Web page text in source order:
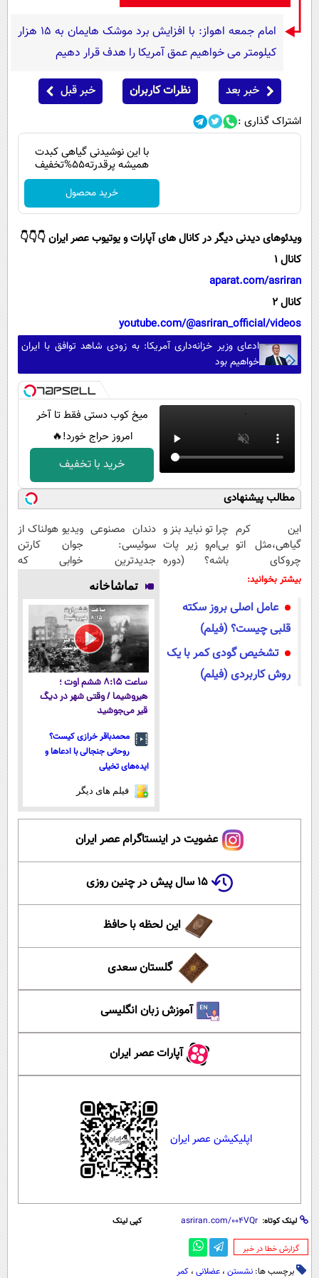
سرگرمی
فناوری
گوناگون
حوادث
اجتماعی
حیات وحش
روانشناسی
آشپزی
دانلود
امام‌ جمعه اهواز: با افزایش برد موشک هایمان به ۱۵ هزار
کیلومتر می خواهیم عمق آمریکا را هدف قرار دهیم
خبر بعد نظرات کاربران خبر قبل
اشتراک گذاری :
با این نوشیدنی گیاهی کبدت
همیشه پرقدرته55%تخفیف
خرید محصول
ویدئوهای دیدنی دیگر در کانال های آپارات و یوتیوب عصر ایران 👇👇👇
کانال 1
aparat.com/asriran
کانال 2
youtube.com/@asriran_official/videos
ادعای وزیر خزانه‌داری آمریکا: به زودی شاهد توافق با ایران
خواهیم بود
میخ کوب دستی فقط تا آخر
امروز حراج خورد!🔥
خرید با تخفیف
مطالب پیشنهادی
این کرم
گیاهی،مثل اتو
چروکای
پوستتوصاف
چرا تو نباید بنز و
بی‌ام‌و زیر پات
باشه؟ (دوره
دندان مصنوعی
سوئیسی:
جدیدترین
فناوری اروپا،
سبک و مقاوم |
پرداخت قسطی
ویدیو هولناک از
جوان کارتن
خوابی که
بیشتر بخوانید:
عامل اصلی بروز سکته
قلبی چیست؟ (فیلم)
تشخیص گودی کمر با یک
روش کاربردی (فیلم)
تماشاخانه
ساعت ۸:۱۵ ششم اوت ؛
هیروشیما / وقتی شهر در دیگ
قیر می‌جوشید
محمدباقر خرازی کیست؟
روحانی جنجالی با ادعاها و
ایده‌های تخیلی
فیلم های دیگر
عضویت در اینستاگرام عصر ایران
۱۵ سال پیش در چنین روزی
این لحظه با حافظ
گلستان سعدی
آموزش زبان انگلیسی
آپارات عصر ایران
اپلیکیشن عصر ایران
لینک کوتاه: کپی لینک
‌گزارش خطا در خبر
برچسب ها: نشستن ، عضلانی ، کمر